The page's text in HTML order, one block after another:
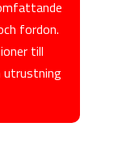
inom
inklusive
Vårt mål är att
och förbättra